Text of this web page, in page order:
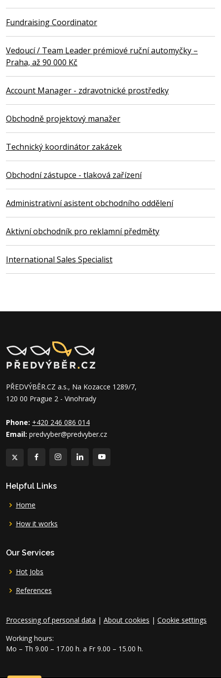
Fundraising Coordinator
Vedoucí / Team Leader prémiové ruční automyčky –
Praha, až 90 000 Kč
Account Manager - zdravotnické prostředky
Obchodně projektový manažer
Technický koordinátor zakázek
Obchodní zástupce - tlaková zařízení
Administrativní asistent obchodního oddělení
Aktivní obchodník pro reklamní předměty
International Sales Specialist
PŘEDVÝBĚR.CZ a.s., Na Kozacce 1289/7,
120 00 Prague 2 - Vinohrady
Phone: +420 246 086 014
Email: predvyber@predvyber.cz
Helpful Links
Home
How it works
Our Services
Hot Jobs
References
Processing of personal data | About cookies | Cookie settings
Working hours:
Mo – Th 9.00 – 17.00 h. a Fr 9.00 – 15.00 h.